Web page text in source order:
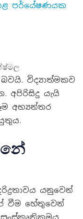
පර්යේෂණයක
විද්‍යාත්මකව
අපිරිසිදු යැයි
අභ්‍යන්තර
යනුවෙන්
වීම හේතුවෙන්